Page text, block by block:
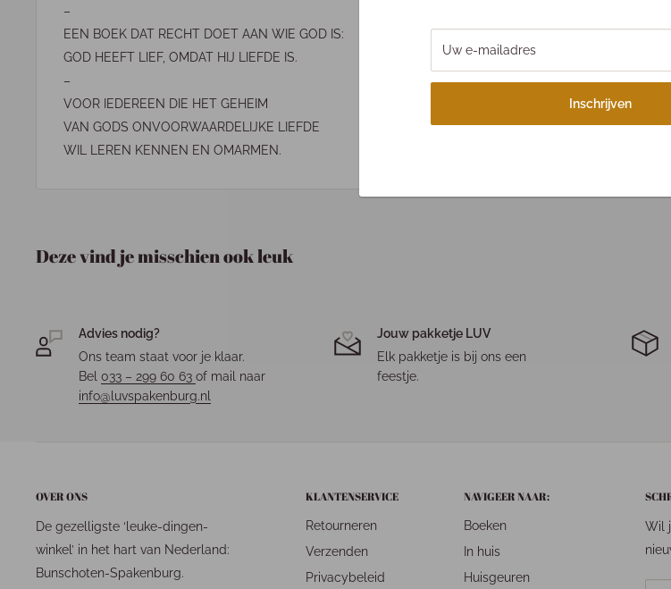
Uw e-mailadres
Inschrijven
–
EEN BOEK DAT RECHT DOET AAN WIE GOD IS:
GOD HEEFT LIEF, OMDAT HIJ LIEFDE IS.
–
VOOR IEDEREEN DIE HET GEHEIM
VAN GODS ONVOORWAARDELIJKE LIEFDE
WIL LEREN KENNEN EN OMARMEN.
Deze vind je misschien ook leuk
Advies nodig?
Ons team staat voor je klaar.
Bel 033 – 299 60 63 of mail naar
info@luvspakenburg.nl
Jouw pakketje LUV
Elk pakketje is bij ons een
feestje.
OVER ONS
De gezelligste ‘leuke-dingen-
winkel’ in het hart van Nederland:
Bunschoten-Spakenburg.
KLANTENSERVICE
Retourneren
Verzenden
Privacybeleid
NAVIGEER NAAR:
Boeken
In huis
Huisgeuren
Wil